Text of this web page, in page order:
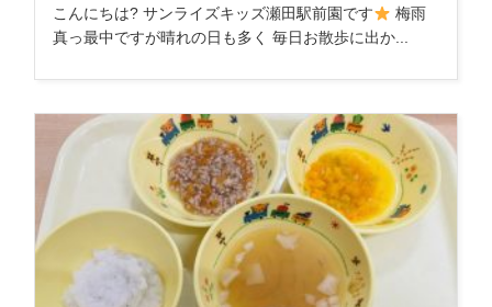
こんにちは? サンライズキッズ瀬田駅前園です
梅雨
真っ最中ですが晴れの日も多く 毎日お散歩に出か...